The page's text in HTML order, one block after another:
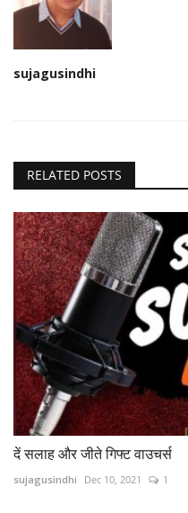
sujagusindhi
RELATED POSTS
दें सलाह और जीते गिफ्ट वाउचर्स
sujagusindhi Dec 10, 2021 1